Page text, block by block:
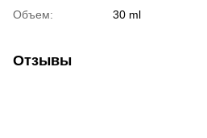
Объем:
30 ml
Отзывы